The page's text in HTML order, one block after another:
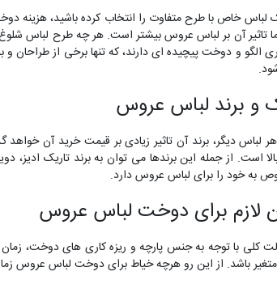
لباس خاص با طرح متفاوت را انتخاب کرده باشید، هزینه
تاثیر آن بر لباس عروس بیشتر است. هر چه طرح لباس
الگو و دوخت پیچیده ای دارند، که تنها برخی از
و برند لباس عروس
هر لباس دیگر، برند آن تاثیر زیادی بر قیمت خرید آن
است. از جمله این برندها می توان به برند تاریک
به خود را برای لباس عروس دارد.
لازم برای دوخت لباس عروس
کلی با توجه به جنس پارچه و ریزه کاری های دوخت،
متغیر باشد. از این رو هرچه خیاط برای دوخت لباس عروس